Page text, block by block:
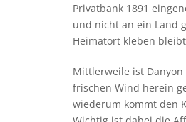
Privatbank 1891
und nicht an ein Land
Heimatort kleben
Mittlerweile ist
frischen Wind herein
wiederum kommt den